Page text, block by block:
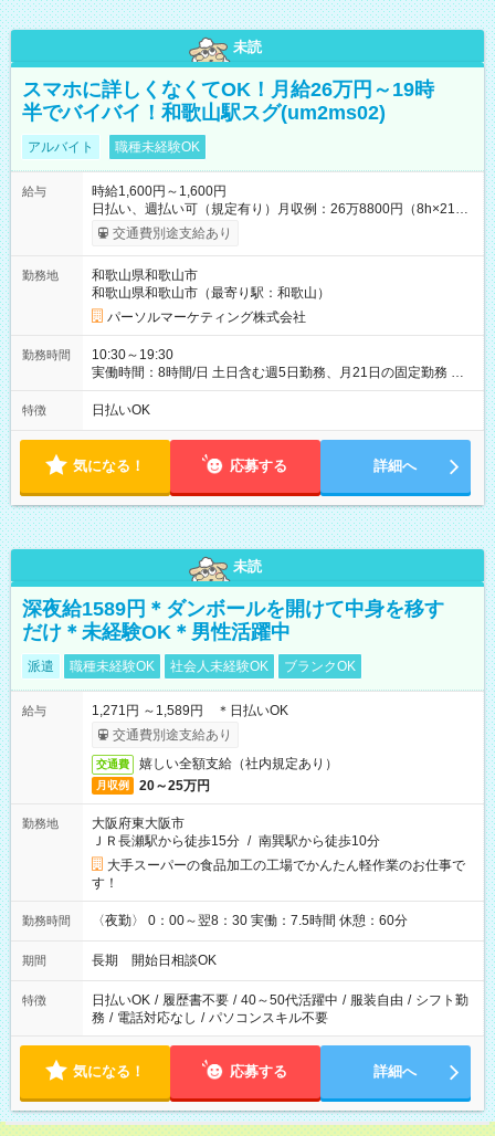
未読
スマホに詳しくなくてOK！月給26万円～19時
半でバイバイ！和歌山駅スグ(um2ms02)
アルバイト 職種未経験OK
給与
時給1,600円～1,600円
日払い、週払い可（規定有り）月収例：26万8800円（8h×21
日） 【試用期間】試用期間なし
交通費別途支給あり
勤務地
和歌山県和歌山市
和歌山県和歌山市（最寄り駅：和歌山）
パーソルマーケティング株式会社
勤務時間
10:30～19:30
実働時間：8時間/日 土日含む週5日勤務、月21日の固定勤務 ※
実働8h/休憩1h勤務、残業ほぼ無し（5h/月）
特徴 日払いOK
気になる！ 応募する 詳細へ
未読
深夜給1589円＊ダンボールを開けて中身を移す
だけ＊未経験OK＊男性活躍中
派遣 職種未経験OK 社会人未経験OK ブランクOK
給与
1,271円 ～1,589円 ＊日払いOK
交通費別途支給あり
交通費 嬉しい全額支給（社内規定あり）
月収例 20～25万円
勤務地
大阪府東大阪市
ＪＲ長瀬駅から徒歩15分 / 南巽駅から徒歩10分
大手スーパーの食品加工の工場でかんたん軽作業のお仕事で
す！
勤務時間 〈夜勤〉 0：00～翌8：30 実働：7.5時間 休憩：60分
期間 長期 開始日相談OK
特徴 日払いOK / 履歴書不要 / 40～50代活躍中 / 服装自由 / シフト勤
務 / 電話対応なし / パソコンスキル不要
気になる！ 応募する 詳細へ